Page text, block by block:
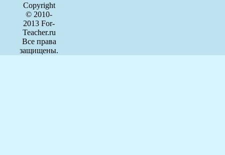
Copyright
© 2010-
2013 For-
Teacher.ru
Все права
защищены.